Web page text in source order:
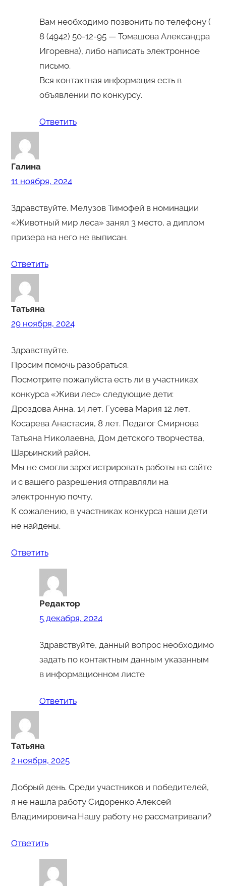
Вам необходимо позвонить по телефону (
8 (4942) 50-12-95 — Томашова Александра
Игоревна), либо написать электронное
письмо.
Вся контактная информация есть в
объявлении по конкурсу.
Ответить
Галина
11 ноября, 2024
Здравствуйте. Мелузов Тимофей в номинации
«Животный мир леса» занял 3 место, а диплом
призера на него не выписан.
Ответить
Татьяна
29 ноября, 2024
Здравствуйте.
Просим помочь разобраться.
Посмотрите пожалуйста есть ли в участниках
конкурса «Живи лес» следующие дети:
Дроздова Анна, 14 лет, Гусева Мария 12 лет,
Косарева Анастасия, 8 лет. Педагог Смирнова
Татьяна Николаевна, Дом детского творчества,
Шарьинский район.
Мы не смогли зарегистрировать работы на сайте
и с вашего разрешения отправляли на
электронную почту.
К сожалению, в участниках конкурса наши дети
не найдены.
Ответить
Редактор
5 декабря, 2024
Здравствуйте, данный вопрос необходимо
задать по контактным данным указанным
в информационном листе
Ответить
Татьяна
2 ноября, 2025
Добрый день. Среди участников и победителей,
я не нашла работу Сидоренко Алексей
Владимировича.Нашу работу не рассматривали?
Ответить